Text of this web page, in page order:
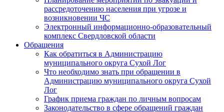
рассредоточению населения при угрозе и
возникновении ЧС
Электронный информационно-образовательный
комплекс Свердловской области
Обращения
Как обратиться в Администрацию
муниципального округа Сухой Лог
Что необходимо знать при обращении в
Администрацию муниципального округа Сухой
Лог
График приема граждан по личным вопросам
Законодательство в сфере обращений граждан